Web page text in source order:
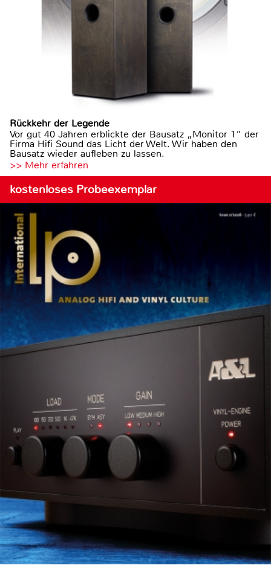
Rückkehr der Legende
Vor gut 40 Jahren erblickte der Bausatz „Monitor 1“ der
Firma Hifi Sound das Licht der Welt. Wir haben den
Bausatz wieder aufleben zu lassen.
>> Mehr erfahren
kostenloses Probeexemplar